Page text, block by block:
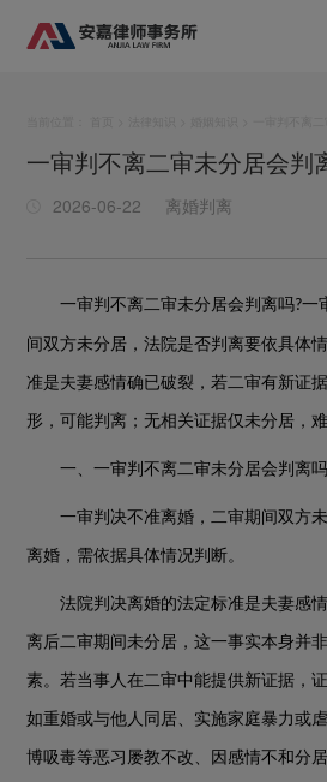
一审判不离二审未分居会判
2026-06-22 离婚判离
一审判不离二审未分居会判离吗?一
间双方未分居，法院是否判离要依具体
准是夫妻感情确已破裂，若二审有新证
形，可能判离；无相关证据仅未分居，
一、一审判不离二审未分居会判离吗
一审判决不准离婚，二审期间双方
离婚，需依据具体情况判断。
法院判决离婚的法定标准是夫妻感
离后二审期间未分居，这一事实本身并
素。若当事人在二审中能提供新证据，
如重婚或与他人同居、实施家庭暴力或
博吸毒等恶习屡教不改、因感情不和分